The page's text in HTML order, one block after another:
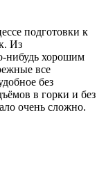
подготовки к
Из
нибудь хорошим
все
без
в горки и без
очень сложно.